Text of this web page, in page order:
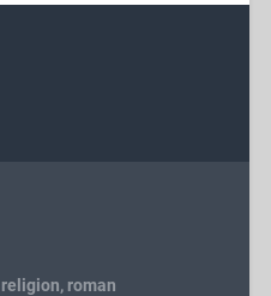
religion, roman